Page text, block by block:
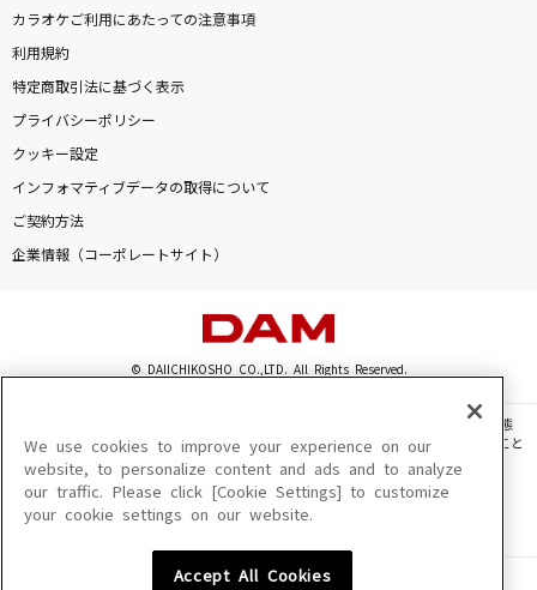
カラオケご利用にあたっての注意事項
利用規約
特定商取引法に基づく表示
プライバシーポリシー
クッキー設定
インフォマティブデータの取得について
ご契約方法
企業情報（コーポレートサイト）
© DAIICHIKOSHO CO.,LTD. All Rights Reserved.
このサイトに掲載されている一切の文章・画像・写真・動画・音声等を、手段や形態
を問わず、著作権法の定める範囲を超えて無断で複製、転載、ファイル化などすること
を禁じます。
楽曲及びコンテンツは、機種によりご利用いただけない場合があります。
楽曲及びコンテンツの配信日、配信内容が変更になる場合があります。
We use cookies to improve your experience on our
website, to personalize content and ads and to analyze
our traffic. Please click [Cookie Settings] to customize
your cookie settings on our website.
Accept All Cookies